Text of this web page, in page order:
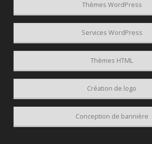
Thèmes WordPress
Thèmes HTML
Création de logo
Conception de bannière
Services WordPress